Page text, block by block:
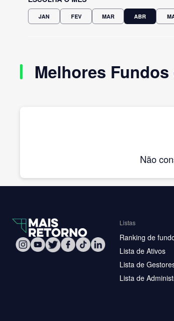
JAN FEV MAR ABR
Melhores
Não
Listas
Ranking de
Lista de Ativos
Lista de
Lista de